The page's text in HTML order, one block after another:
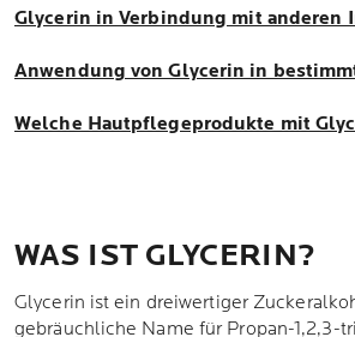
Glycerin in Verbindung mit anderen
Anwendung von Glycerin in
Welche Hautpflegeprodukte mit
WAS IST GLYCERIN?
Glycerin ist ein dreiwertiger
gebräuchliche Name für Propan-1,2,3-